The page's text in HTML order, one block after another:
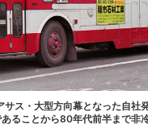
ス・大型方向幕となった自社
ることから80年代前半まで非